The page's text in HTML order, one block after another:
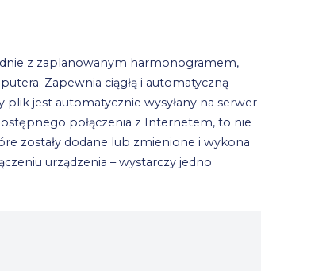
z zaplanowanym harmonogramem,
Zapewnia ciągłą i automatyczną
jest automatycznie wysyłany na serwer
połączenia z Internetem, to nie
zostały dodane lub zmienione i wykona
urządzenia – wystarczy jedno